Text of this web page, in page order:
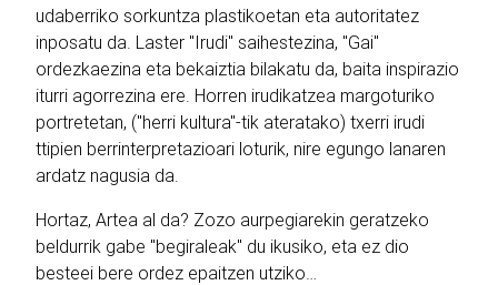
udaberriko sorkuntza plastikoetan eta autoritatez
inposatu da. Laster "Irudi" saihestezina, "Gai"
ordezkaezina eta bekaiztia bilakatu da, baita inspirazio
iturri agorrezina ere. Horren irudikatzea margoturiko
portretetan, ("herri kultura"-tik ateratako) txerri irudi
ttipien berrinterpretazioari loturik, nire egungo lanaren
ardatz nagusia da.
Hortaz, Artea al da? Zozo aurpegiarekin geratzeko
beldurrik gabe "begiraleak" du ikusiko, eta ez dio
besteei bere ordez epaitzen utziko…